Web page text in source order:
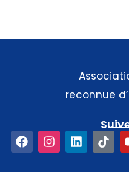
reconnue